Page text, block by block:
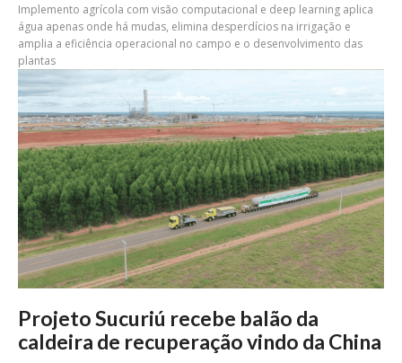
Implemento agrícola com visão computacional e deep learning aplica
água apenas onde há mudas, elimina desperdícios na irrigação e
amplia a eficiência operacional no campo e o desenvolvimento das
plantas
Projeto Sucuriú recebe balão da
caldeira de recuperação vindo da China